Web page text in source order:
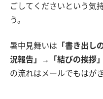
ごしてくださいという気
う。
暑中見舞いは 「書き出
況報告」→「結びの挨拶」
の流れはメールでもはが